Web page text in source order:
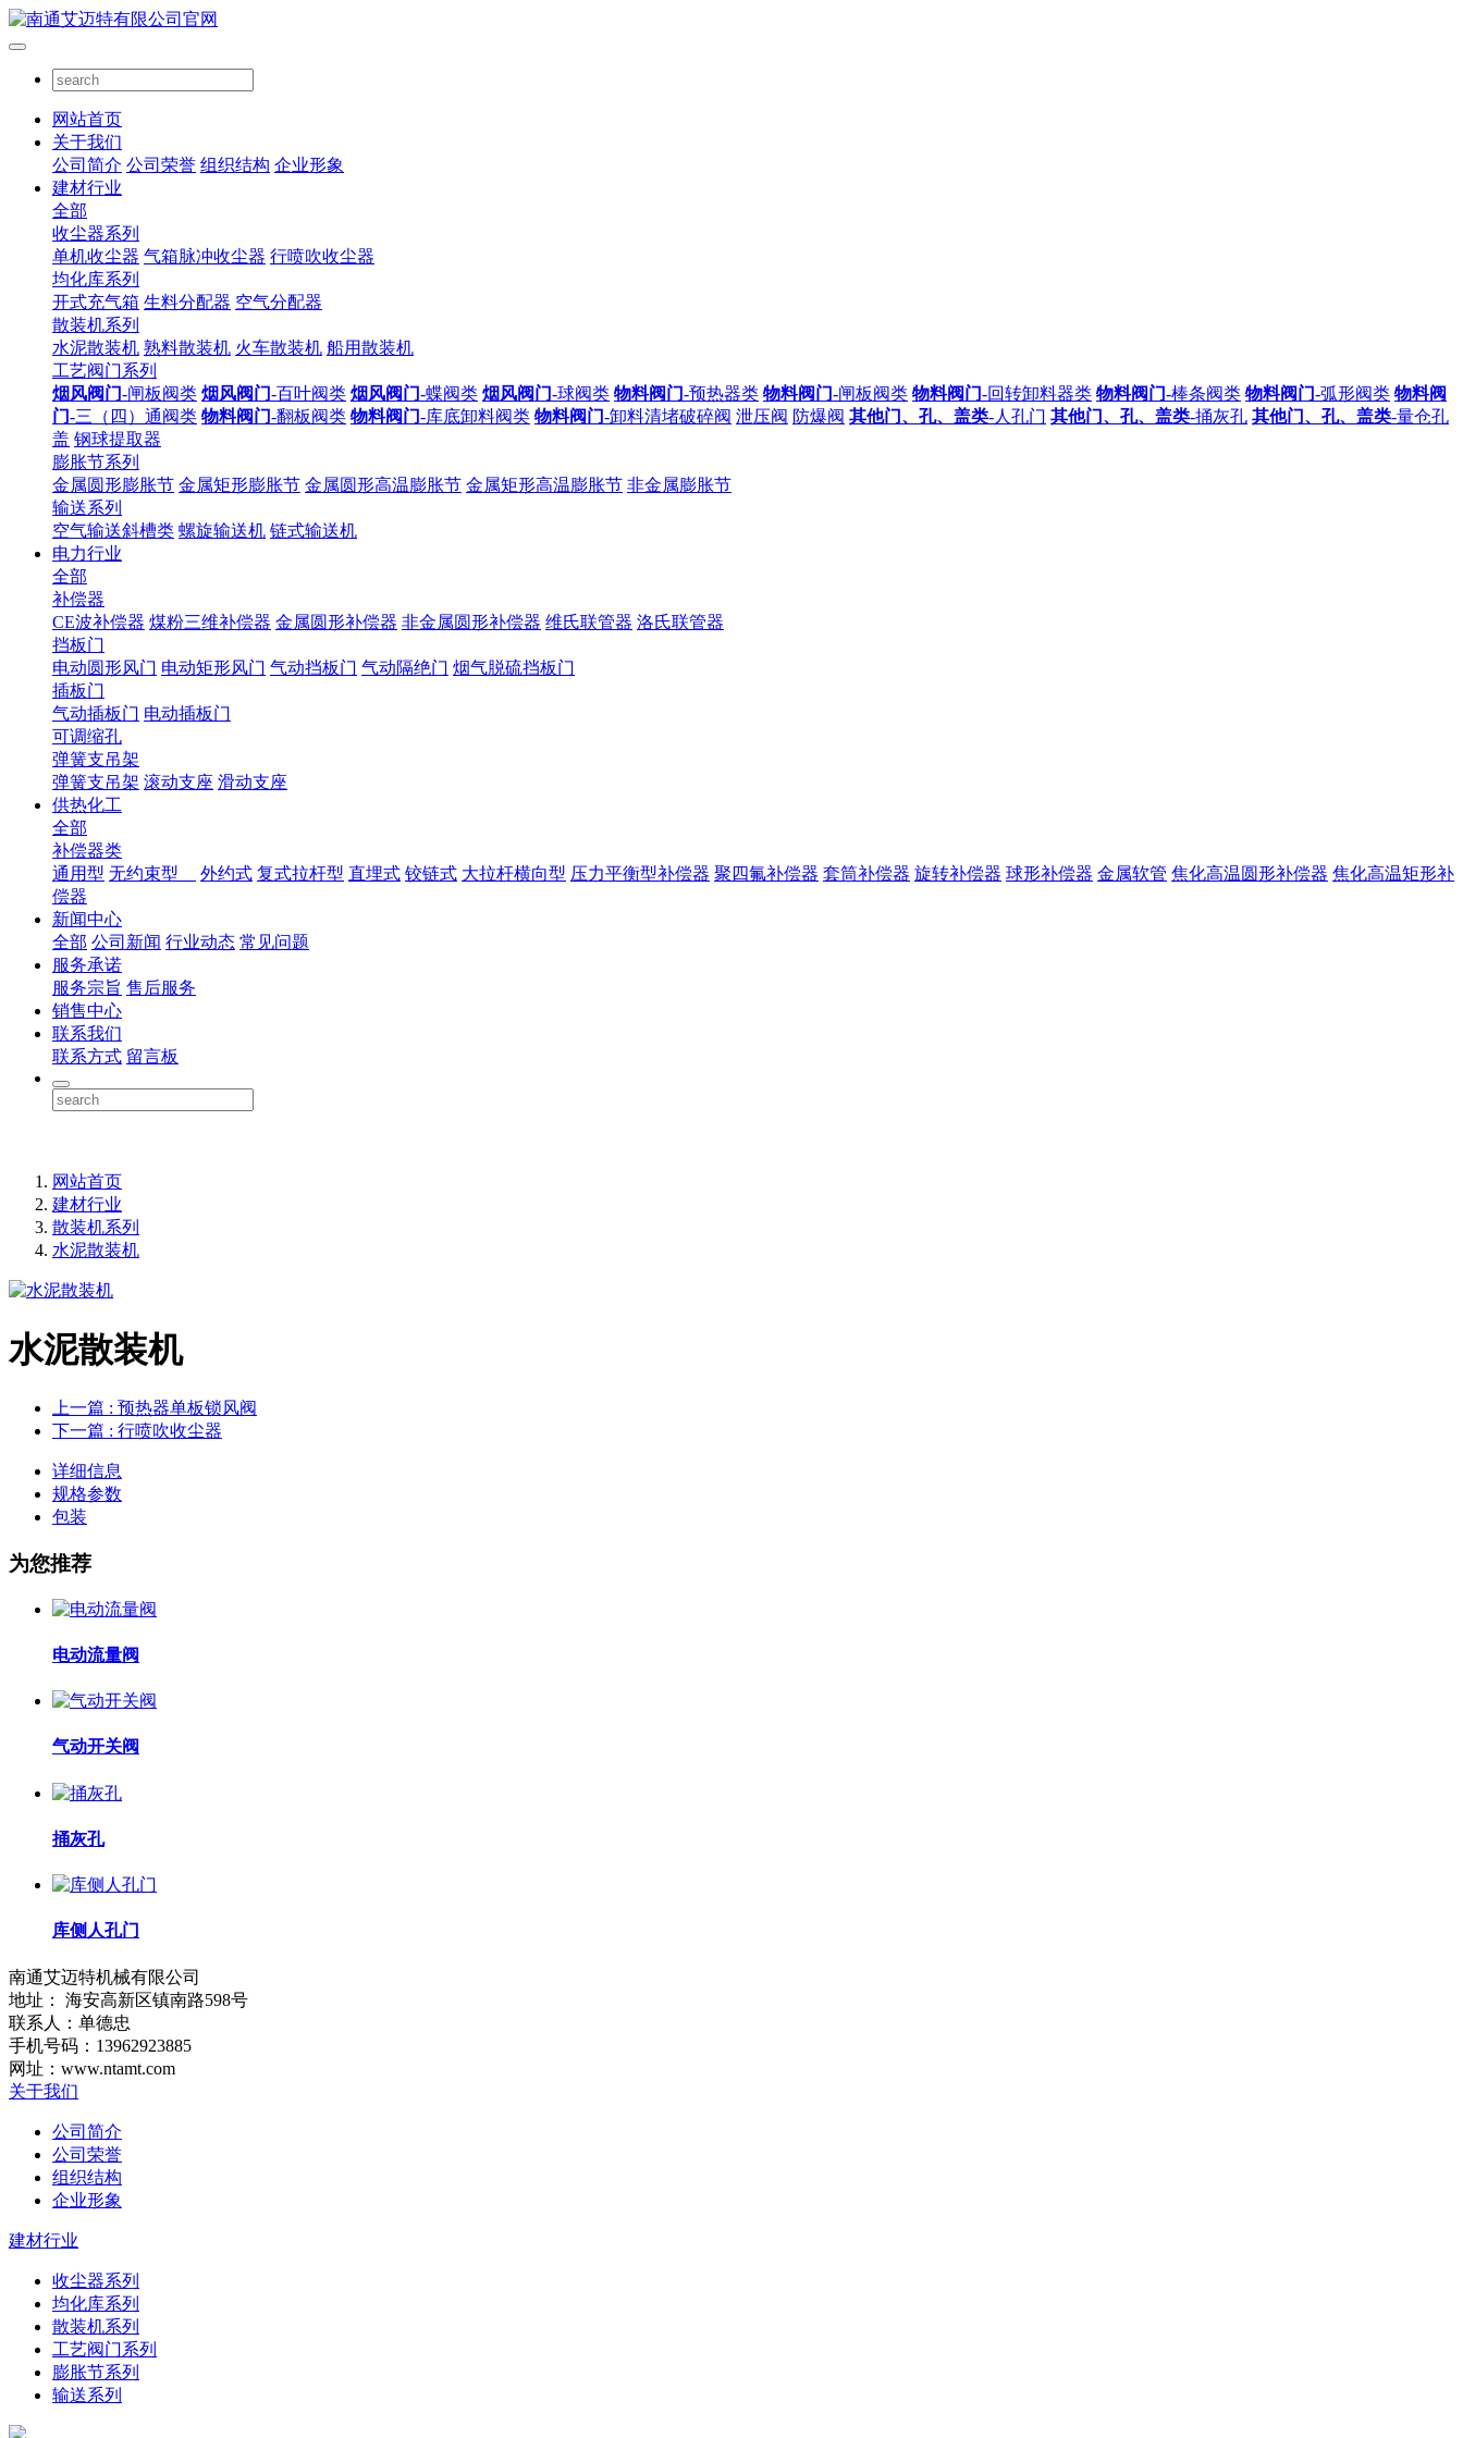
网站首页
关于我们
公司简介 公司荣誉 组织结构 企业形象
建材行业
全部
收尘器系列
单机收尘器 气箱脉冲收尘器 行喷吹收尘器
均化库系列
开式充气箱 生料分配器 空气分配器
散装机系列
水泥散装机 熟料散装机 火车散装机 船用散装机
工艺阀门系列
烟风阀门-闸板阀类 烟风阀门-百叶阀类 烟风阀门-蝶阀类 烟风阀门-球阀类 物料阀门-预热器类 物料阀门-闸板阀类 物料阀门-回转卸料器类 物料阀门-棒条阀类 物料阀门-弧形阀类 物料阀
门-三（四）通阀类 物料阀门-翻板阀类 物料阀门-库底卸料阀类 物料阀门-卸料清堵破碎阀 泄压阀 防爆阀 其他门、孔、盖类-人孔门 其他门、孔、盖类-捅灰孔 其他门、孔、盖类-量仓孔
盖 钢球提取器
膨胀节系列
金属圆形膨胀节 金属矩形膨胀节 金属圆形高温膨胀节 金属矩形高温膨胀节 非金属膨胀节
输送系列
空气输送斜槽类 螺旋输送机 链式输送机
电力行业
全部
补偿器
CE波补偿器 煤粉三维补偿器 金属圆形补偿器 非金属圆形补偿器 维氏联管器 洛氏联管器
挡板门
电动圆形风门 电动矩形风门 气动挡板门 气动隔绝门 烟气脱硫挡板门
插板门
气动插板门 电动插板门
可调缩孔
弹簧支吊架
弹簧支吊架 滚动支座 滑动支座
供热化工
全部
补偿器类
通用型 无约束型 外约式 复式拉杆型 直埋式 铰链式 大拉杆横向型 压力平衡型补偿器 聚四氟补偿器 套筒补偿器 旋转补偿器 球形补偿器 金属软管 焦化高温圆形补偿器 焦化高温矩形补
偿器
新闻中心
全部 公司新闻 行业动态 常见问题
服务承诺
服务宗旨 售后服务
销售中心
联系我们
联系方式 留言板
网站首页
建材行业
散装机系列
水泥散装机
水泥散装机
上一篇 : 预热器单板锁风阀
下一篇 : 行喷吹收尘器
详细信息
规格参数
包装
为您推荐
电动流量阀
气动开关阀
捅灰孔
库侧人孔门
南通艾迈特机械有限公司
地址： 海安高新区镇南路598号
联系人：单德忠
手机号码：13962923885
网址：www.ntamt.com
关于我们
公司简介
公司荣誉
组织结构
企业形象
建材行业
收尘器系列
均化库系列
散装机系列
工艺阀门系列
膨胀节系列
输送系列